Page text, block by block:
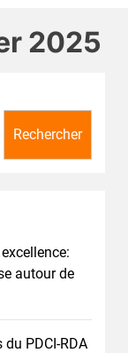
2025
Rechercher
autour de
PDCI-RDA